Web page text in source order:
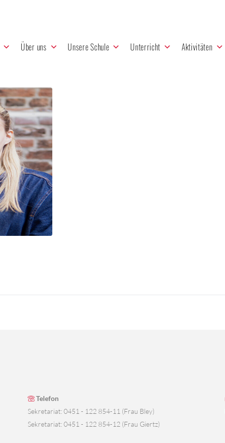
Über uns Unsere Schule Unterricht Aktivitäten
Telefon
Sekretariat: 0451 - 122 854-11 (Frau Bley)
Sekretariat: 0451 - 122 854-12 (Frau Giertz)